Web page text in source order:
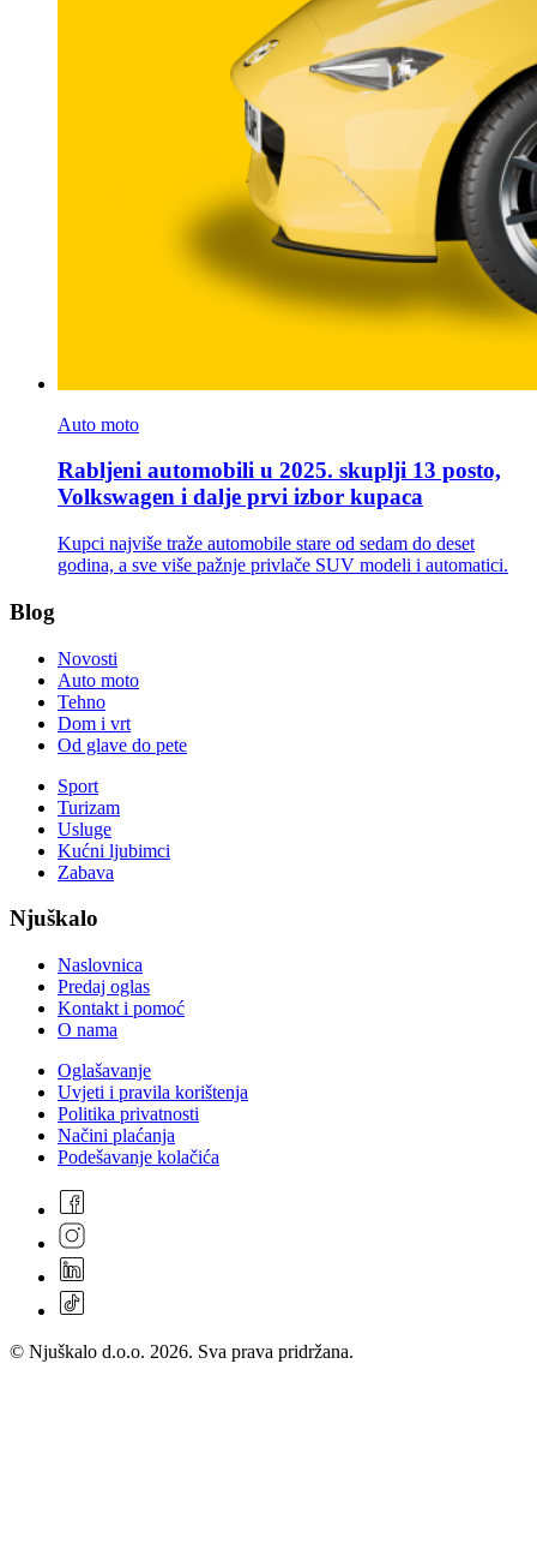
Auto moto
Rabljeni automobili u 2025. skuplji 13 posto,
Volkswagen i dalje prvi izbor kupaca
Kupci najviše traže automobile stare od sedam do deset
godina, a sve više pažnje privlače SUV modeli i automatici.
Blog
Novosti
Auto moto
Tehno
Dom i vrt
Od glave do pete
Sport
Turizam
Usluge
Kućni ljubimci
Zabava
Njuškalo
Naslovnica
Predaj oglas
Kontakt i pomoć
O nama
Oglašavanje
Uvjeti i pravila korištenja
Politika privatnosti
Načini plaćanja
Podešavanje kolačića
© Njuškalo d.o.o. 2026. Sva prava pridržana.